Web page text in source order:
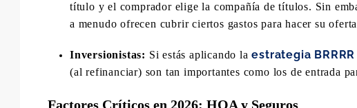
título y el comprador elige la compañía de títulos. Sin
a menudo ofrecen cubrir ciertos gastos para hacer su
Inversionistas: Si estás aplicando laestrategia
(al refinanciar) son tan importantes como los de entrada
Factores Críticos en 2026: HOA y Seguros